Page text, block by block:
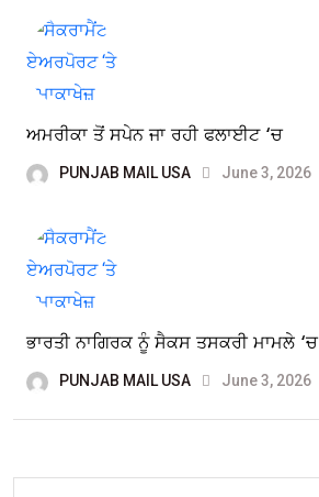
ਅਮਰੀਕਾ ਤੋਂ ਸਪੇਨ ਜਾ ਰਹੀ ਫਲਾਈਟ ‘ਚ
PUNJAB MAIL USA June 3, 2026
ਭਾਰਤੀ ਨਾਗਿਰਕ ਨੂੰ ਸੈਕਸ ਤਸਕਰੀ ਮਾਮਲੇ ‘ਚ
PUNJAB MAIL USA June 3, 2026